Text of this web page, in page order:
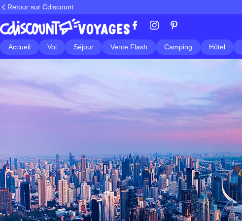
Retour sur Cdiscount
Accueil Vol Séjour Vente Flash Camping Hôtel